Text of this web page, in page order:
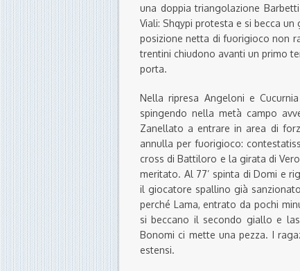
una doppia triangolazione
Viali: Shqypi protesta e si becca un
posizione netta di fuorigioco non
trentini chiudono avanti un primo
porta.
Nella ripresa Angeloni e
spingendo nella metà campo
Zanellato a entrare in area di
annulla per fuorigioco:
cross di Battiloro e la girata di
meritato. Al 77’ spinta di Domi e
il giocatore spallino già
perché Lama, entrato da pochi
si beccano il secondo giallo e
Bonomi ci mette una pezza. I
estensi.